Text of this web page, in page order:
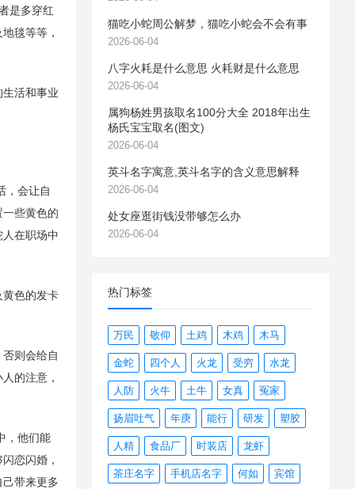
是多穿红
毯等等，
活和事业
，会让自
些黄色的
在职场中
色的发卡
则会给自
的注意，
，他们能
恋闪婚，
带来更多
猫吃小蛇周公解梦，猫吃小蛇会不会有事
2026-06-04
八字火耗是什么意思 火耗财是什么意思
2026-06-04
属狗杨姓男孩取名100分大全 2018年出生
杨氏宝宝取名(图文)
2026-06-04
英斗名字寓意,英斗名字的含义意思解释
2026-06-04
处女座逛街钱没带够怎么办
2026-06-04
热门标签
万民 敬仰 土鸡 木鸡 木马
金蛇 四个人 火龙 受穷 水龙
人防 火牛 土牛 女真 冤家
扬眉吐气 年庚 能行 研发 塑胶
人精 食品厂 时装店 龙虾
茶庄名字 手机店名字 何如 宾馆